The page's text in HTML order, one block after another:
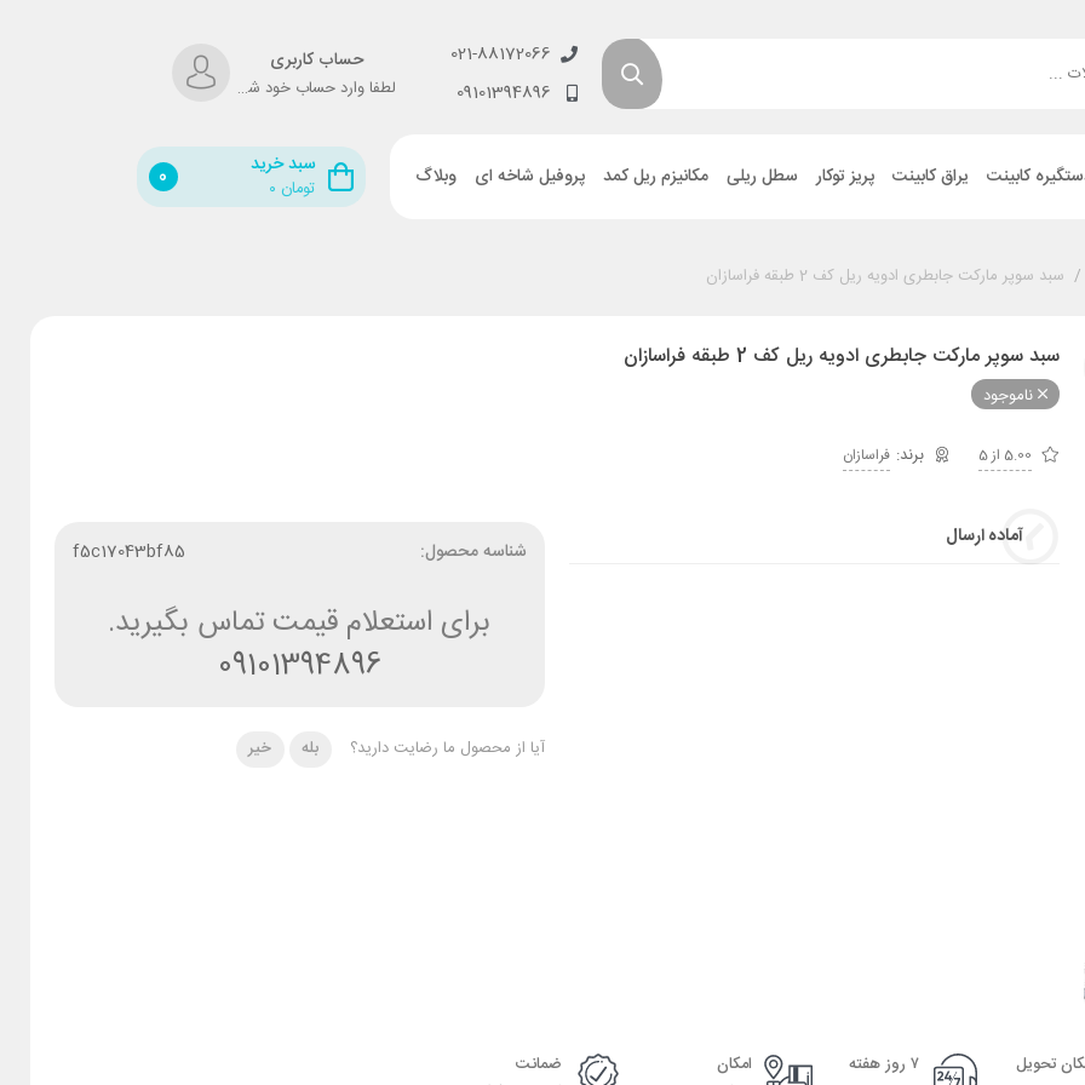
021-88172066
09101394896
حساب کاربری
لطفا وارد حساب خود شوید!
کابینت یراق کابینت پریز توکار سطل ریلی مکانیزم ریل کمد پروفیل شاخه ای وبلاگ سبد خرید
۰ تومان 0
/ سبد سوپر مارکت جابطری ادویه ریل کف 2 طبقه فراسازان
سبد سوپر مارکت جابطری ادویه ریل کف 2 طبقه فراسازان
ناموجود
5.00 از 5 فراسازان
آماده ارسال
شناسه محصول: f5c17043bf85
برای استعلام قیمت تماس بگیرید.
09101394896
آیا از محصول ما رضایت دارید؟ بله خیر
تحویل ۷ روز هفته امکان ضمانت